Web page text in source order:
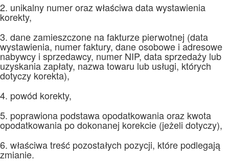
2. unikalny numer oraz właściwa data wystawienia
korekty,
3. dane zamieszczone na fakturze pierwotnej (data
wystawienia, numer faktury, dane osobowe i adresowe
nabywcy i sprzedawcy, numer NIP, data sprzedaży lub
uzyskania zapłaty, nazwa towaru lub usługi, których
dotyczy korekta),
4. powód korekty,
5. poprawiona podstawa opodatkowania oraz kwota
opodatkowania po dokonanej korekcie (jeżeli dotyczy),
6. właściwa treść pozostałych pozycji, które podlegają
zmianie.